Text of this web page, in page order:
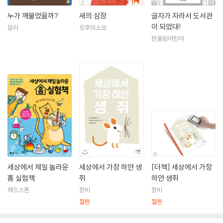
누가 깨물었을까?
달리
새의 심장
오후의소묘
글자가 자라서 도서관
이 되었대!
한울림어린이
세상에서 제일 놀라운
홈 실험책
레드스톤
세상에서 가장 하얀 생
쥐
창비
절판
[더책] 세상에서 가장
하얀 생쥐
창비
절판